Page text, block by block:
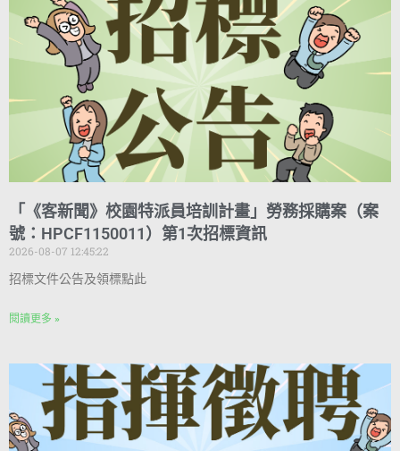
「《客新聞》校園特派員培訓計畫」勞務採購案（案
號：HPCF1150011）第1次招標資訊
2026-08-07 12:45:22
招標文件公告及領標點此
閱讀更多 »